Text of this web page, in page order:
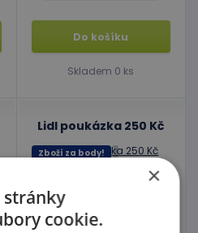
Do košíku
Skladem 0 ks
Lidl poukázka 250 Kč
Zboží za body!
Předpokládaný termín
dodání:
bodová hodnota:
×
stránky
cookie.